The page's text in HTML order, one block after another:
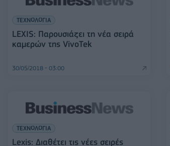
ΤΕΧΝΟΛΟΓΙΑ
LEXIS: Παρουσιάζει τη νέα σειρά
καμερών της VivoTek
30/05/2018 - 03:00
ΤΕΧΝΟΛΟΓΙΑ
Lexis: Διαθέτει τις νέες σειρές